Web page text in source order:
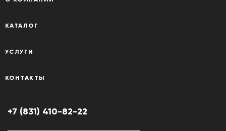
КАТАЛОГ
УСЛУГИ
КОНТАКТЫ
+7 (831) 410-82-22